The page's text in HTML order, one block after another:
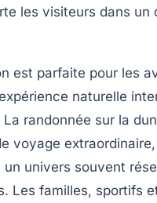
les visiteurs dans un
est parfaite pour les
naturelle
La randonnée sur la
voyage
un univers souvent
Les familles, sportifs